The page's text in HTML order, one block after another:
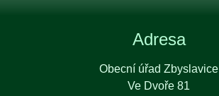
Adresa
Obecní úřad Zbyslavice
Ve Dvoře 81